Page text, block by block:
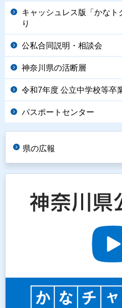
キャッシュレス版「かなト
り
公私合同説明・相談会
神奈川県の活断層
令和7年度 公立中学校等卒
パスポートセンター
県の広報